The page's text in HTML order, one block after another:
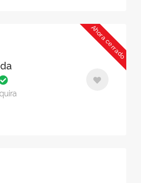
Ahora cerrado